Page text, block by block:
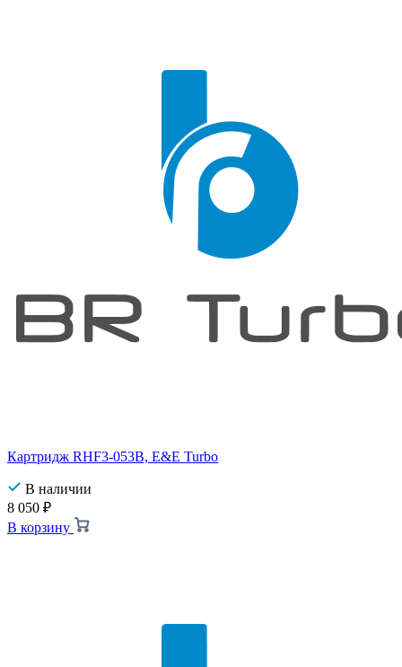
Картридж RHF3-053B, E&E Turbo
В наличии
8 050 ₽
В корзину